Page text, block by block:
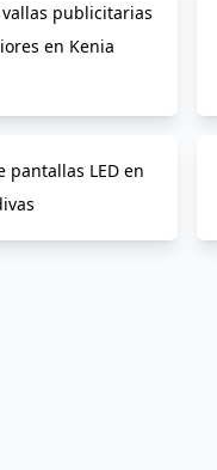
publicitarias
en Kenia
pantallas LED en